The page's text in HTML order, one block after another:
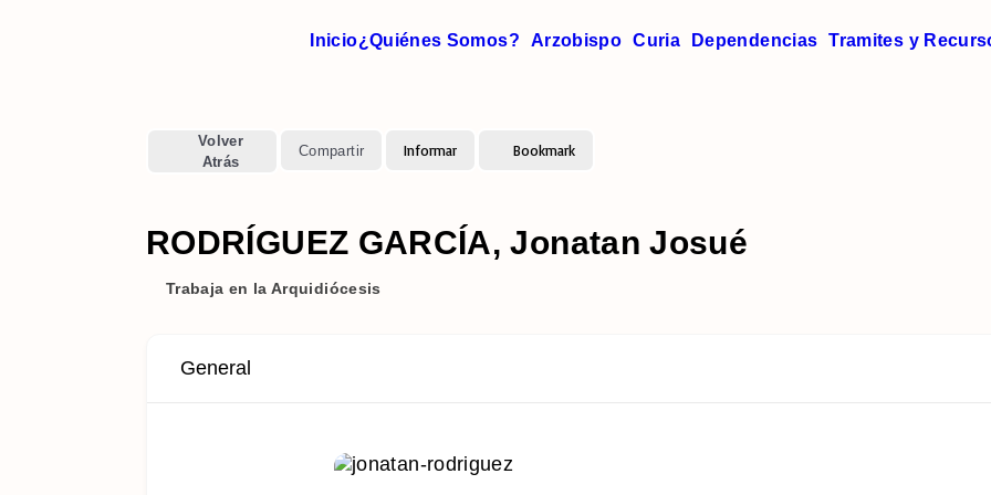
Inicio¿Quiénes Somos? Arzobispo Curia Dependencias Tramites y
Volver
Atrás
Compartir Informar Bookmark
RODRÍGUEZ GARCÍA, Jonatan Josué
Trabaja en la Arquidiócesis
General